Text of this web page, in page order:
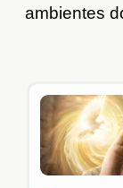
ambientes